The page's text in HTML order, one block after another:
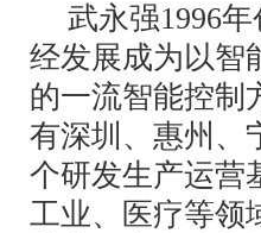
武永强1996
经发展成为以智
的一流智能控制
有深圳、惠州、
个研发生产运营
工业、医疗等领